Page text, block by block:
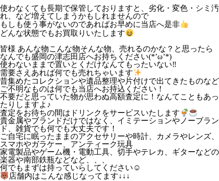
使わなくても長期で保管しておりますと、劣化・変色・シミ汚
れ、など増えてしまうかもしれませんので
もしも使う事がないのであればお早めに当店へ是非
どんな状態でもお買取りいたします
皆様 あんな物こんな物そんな物、売れるのかな？と思ったら
なんでも盛岡の津志田店へお持ちください(*’ω’*)
使わないままで置いとくだけなんてもったいない‼
需要さえあれば何でも売れちゃいます
昔集めたコレクションや遺品整理や片付けで出てきたものなど
ご不明なものは何でも当店へお持込ください！
不要だと思っていた物が思わぬ高額査定に！なんてこともあっ
たりしますよ♪
査定をお待ちの間はドリンクをサービスいたします
貴金属やブランドだけではなく、イミテーションやノーブラン
ド、雑貨でも何でも大丈夫です！
ご自宅に眠ったままのアクセサリーや時計、カメラやレンズ、
スマホやガラケー、アンティーク玩具
家電製品やゲーム機・電動工具、切手やテレカ、ギターなどの
楽器や南部鉄瓶などなど、、、
何でもまずは持っていらしてください☺
店舗内はこんな感じなってます↓↓↓